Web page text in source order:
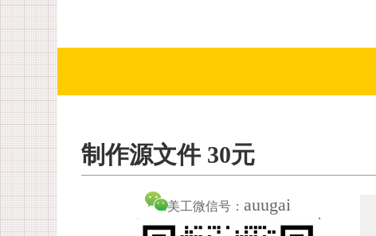
制作源文件 30元
美工微信号： auugai